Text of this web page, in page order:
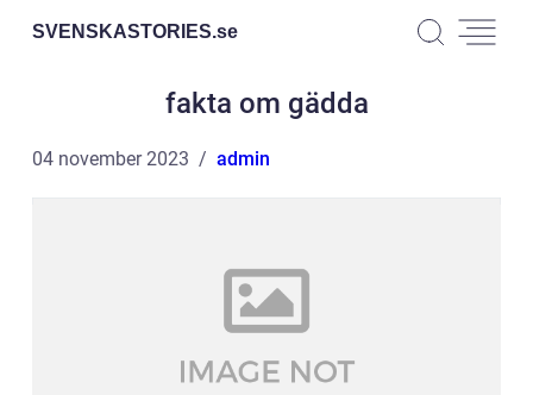
SVENSKASTORIES.se
fakta om gädda
04 november 2023 admin